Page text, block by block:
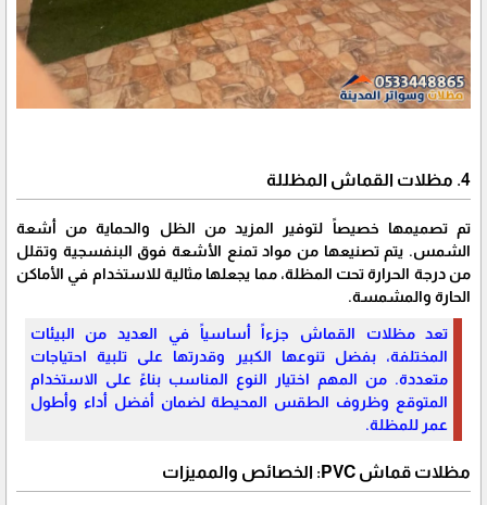
4. مظلات القماش المظللة
تم تصميمها خصيصاً لتوفير المزيد من الظل والحماية من أشعة
الشمس. يتم تصنيعها من مواد تمنع الأشعة فوق البنفسجية وتقلل
من درجة الحرارة تحت المظلة، مما يجعلها مثالية للاستخدام في الأماكن
الحارة والمشمسة.
تعد مظلات القماش جزءاً أساسياً في العديد من البيئات
المختلفة، بفضل تنوعها الكبير وقدرتها على تلبية احتياجات
متعددة. من المهم اختيار النوع المناسب بناءً على الاستخدام
المتوقع وظروف الطقس المحيطة لضمان أفضل أداء وأطول
عمر للمظلة.
مظلات قماش PVC: الخصائص والمميزات